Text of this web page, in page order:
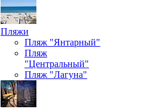
Пляжи
Пляж "Янтарный"
Пляж
"Центральный"
Пляж "Лагуна"